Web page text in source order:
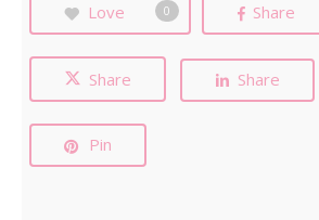
Love 0 Share
Share Share
Pin